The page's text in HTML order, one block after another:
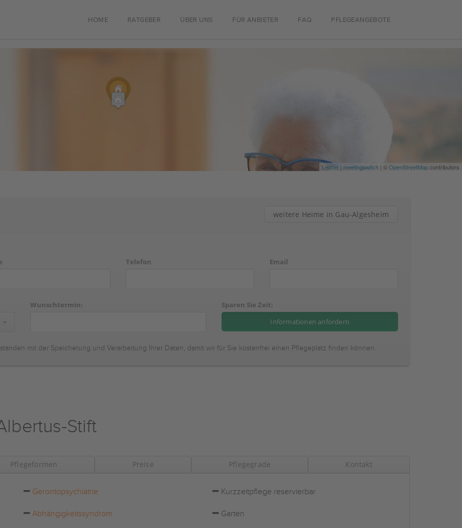
HOME RATGEBER ÜBER UNS FÜR ANBIETER FAQ PFLEGEANGEBOTE
Leaflet | meetingswitch | ©OpenStreetMapcontributors
weitere Heime in Gau-Algesheim
Telefon Email
Wunschtermin: Sparen Sie Zeit:
mit der Speicherung und Verarbeitung Ihrer Daten, damit wir für Sie kostenfrei einen Pflegeplatz finden können.
Stift
Pflegeformen Preise Pflegegrade Kontakt
Gerontopsychiatrie Kurzzeitpflege reservierbar
Abhängigkeitssyndrom Garten